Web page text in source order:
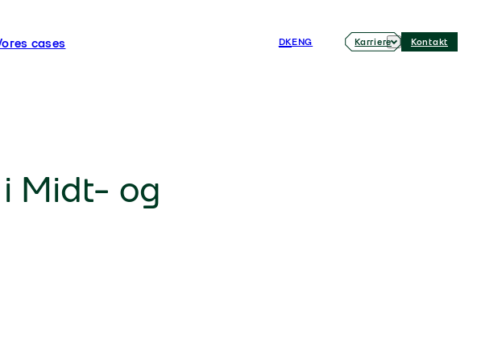
cases DKENG Karriere Kontakt
Midt- og